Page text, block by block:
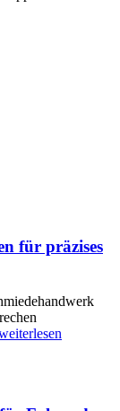
für präzises